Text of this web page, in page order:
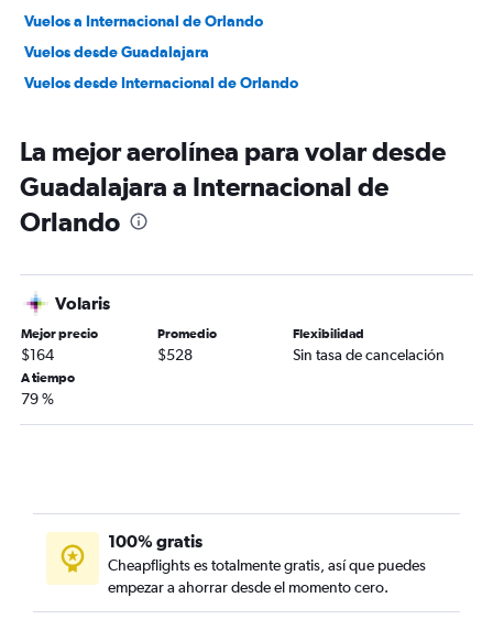
Vuelos a Internacional de Orlando
Vuelos desde Guadalajara
Vuelos desde Internacional de Orlando
La mejor aerolínea para volar desde
Guadalajara a Internacional de
Orlando
Volaris
Mejor precio
$164
Promedio
$528
Flexibilidad
Sin tasa de cancelación
A tiempo
79 %
100% gratis
Cheapflights es totalmente gratis, así que puedes
empezar a ahorrar desde el momento cero.